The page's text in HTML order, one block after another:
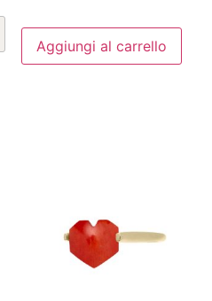
Aggiungi al carrello